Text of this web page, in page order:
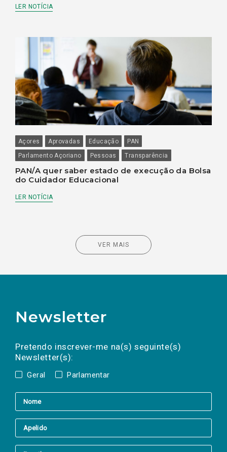
LER NOTÍCIA
Açores Aprovadas Educação
PAN
Parlamento Açoriano
Pessoas Transparência
PAN/A quer saber estado de execução da Bolsa
do Cuidador Educacional
LER NOTÍCIA
VER MAIS
Newsletter
Pretendo inscrever-me na(s) seguinte(s)
Newsletter(s):
Geral Parlamentar
a(s) newsletter(s).
mail